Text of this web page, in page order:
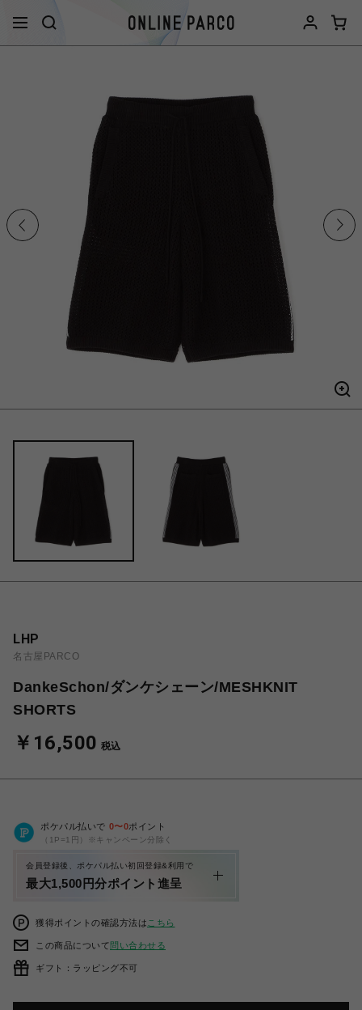
LHP
名古屋PARCO
DankeSchon/ダンケシェーン/MESHKNIT
SHORTS
￥16,500 税込
ポケパル払いで 0〜0ポイント
（1P=1円）※キャンペーン分除く
会員登録後、ポケパル払い初回登録&利用で
最大1,500円分ポイント進呈
獲得ポイントの確認方法は こちら
この商品について問い合わせる
ギフト：ラッピング不可